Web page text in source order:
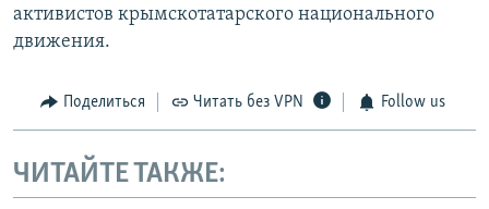
активистов крымскотатарского национального
движения.
Поделиться Читать без VPN Follow us
ЧИТАЙТЕ ТАКЖЕ: